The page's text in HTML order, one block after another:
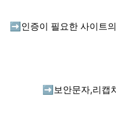
➡️ 인증이 필요한 사이트
➡️ 보안문자,리캡